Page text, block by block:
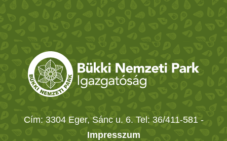
Cím: 3304 Eger, Sánc u. 6. Tel: 36/411-581 -
Impresszum